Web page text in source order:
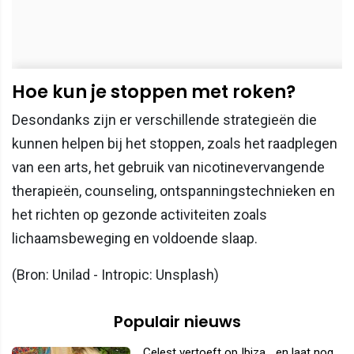
Hoe kun je stoppen met roken?
Desondanks zijn er verschillende strategieën die
kunnen helpen bij het stoppen, zoals het raadplegen
van een arts, het gebruik van nicotinevervangende
therapieën, counseling, ontspanningstechnieken en
het richten op gezonde activiteiten zoals
lichaamsbeweging en voldoende slaap.
(Bron: Unilad - Intropic: Unsplash)
Populair nieuws